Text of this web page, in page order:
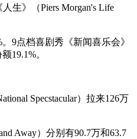
生》（Piers Morgan's Life
9点档喜剧秀《新闻喜乐会》
19.1%。
Specstacular）拉来126万
Away）分别有90.7万和63.7